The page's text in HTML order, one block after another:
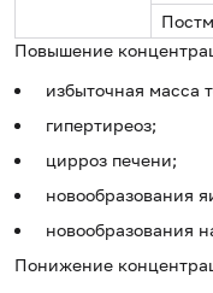
Повышение
избыточная масса
гипертиреоз;
цирроз печени;
новообразования
новообразования
Понижение